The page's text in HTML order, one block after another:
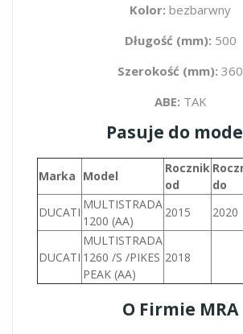
Kolor: bezbarwny
Długość (mm): 500
Szerokość (mm): 360
ABE: TAK
Pasuje do
Marka Model
Rocznik
od
do
DUCATI
MULTISTRADA
1200 (AA)
2015 2020
DUCATI
MULTISTRADA
1260 /S /PIKES
PEAK (AA)
2018
O Firmie MRA